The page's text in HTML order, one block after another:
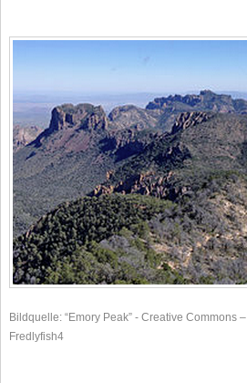
Bildquelle: “Emory Peak” - Creative Commons –
Fredlyfish4